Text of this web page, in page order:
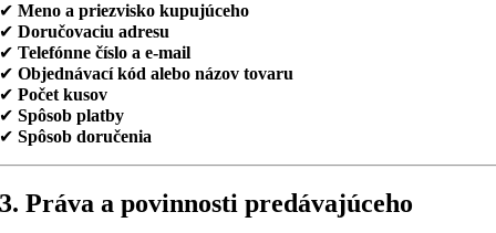
✔Meno a priezvisko kupujúceho
✔Doručovaciu adresu
✔Telefónne číslo a e-mail
✔Objednávací kód alebo názov tovaru
✔Počet kusov
✔Spôsob platby
✔Spôsob doručenia
3. Práva a povinnosti predávajúceho